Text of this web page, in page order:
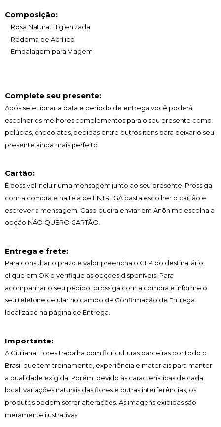
Composição:
Rosa Natural Higienizada
Redoma de Acrílico
Embalagem para Viagem
Complete seu presente:
Após selecionar a data e período de entrega você poder
escolher os melhores complementos para o seu presente como
pelúcias, chocolates, bebidas entre outros itens para deixar o seu
presente ainda mais perfeito.
Cartão:
É possível incluir uma mensagem junto ao seu presente! Prossiga
com a compra e na tela de ENTREGA basta escolher o cartão e
escrever a mensagem. Caso queira enviar em Anônimo escolha a
opção NÃO QUERO CARTÃO.
Entrega e frete:
Para consultar o prazo e valor preencha o CEP do destinatário,
clique em OK e verifique as opções disponíveis. Para
acompanhar o seu pedido, prossiga com a compra e informe o
seu telefone celular no campo de Confirmação de Entrega
localizado na página de Entrega.
Importante:
A Giuliana Flores trabalha com floriculturas parceiras por todo o
Brasil que tem treinamento, experiência e materiais para manter
a qualidade exigida. Porém, devido às características de cada
local, variações naturais das flores e outras interferências, os
produtos podem sofrer alterações. As imagens exibidas são
meramente ilustrativas.